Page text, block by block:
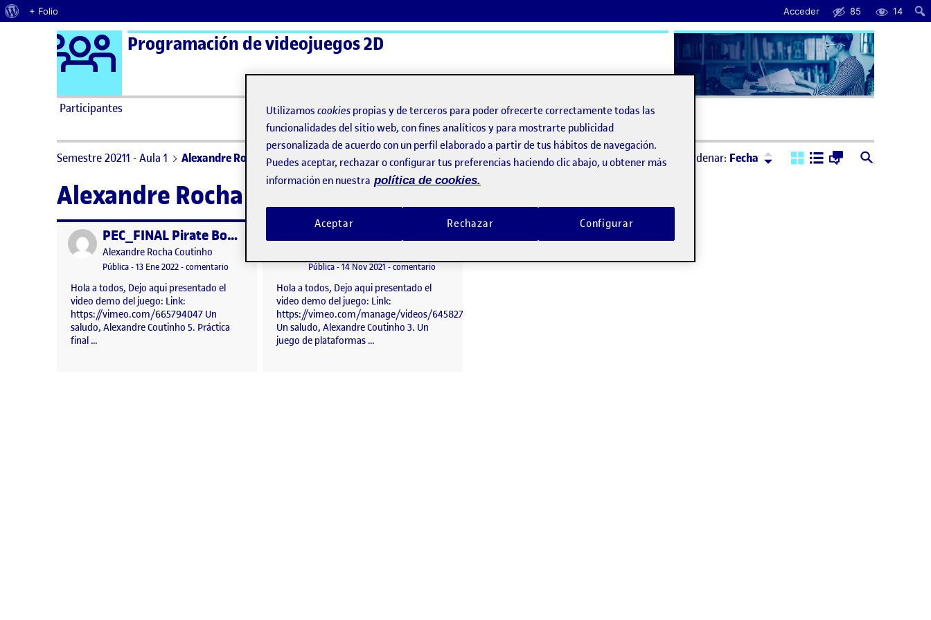
Acerca de WordPress
+ Folio Acceder 85 14
Saltar al contenido Logo Ágora
Programación de videojuegos 2D
Participantes ActiFolios Ayuda
Semestre 20211 - Aula 1 Alexandre Rocha Coutinho Ordenar: Fecha Ordenar:Descendente
Alexandre Rocha Coutinho
Publicado por PEC_FINAL Pirate Bomb
Publicado por
Alexandre Rocha Coutinho
Visibilidad:
Pública-Fecha de publicación
13 Ene 2022-comentario en PEC_FINAL Pirate Bomb
Hola a todos, Dejo aqui presentado el
video demo del juego: Link:
https://vimeo.com/665794047 Un
saludo, Alexandre Coutinho 5. Práctica
final …
PEC_2 Juego Platforma
Visibilidad:
Pública-Fecha de publicación
14 Nov 2021 -comentarioen PEC_2 Juego Platforma
Hola a todos, Dejo aqui presentado el
video demo del juego: Link:
https://vimeo.com/manage/videos/645827378
Un saludo, Alexandre Coutinho 3. Un
juego de plataformas …
Utilizamos cookies propias y de terceros para poder ofrecerte correctamente todas las
funcionalidades del sitio web, con fines analíticos y para mostrarte publicidad
personalizada de acuerdo con un perfil elaborado a partir de tus hábitos de navegación.
Puedes aceptar, rechazar o configurar tus preferencias haciendo clic abajo, u obtener más
información en nuestra política de cookies.
Rechazar
Aceptar Configurar